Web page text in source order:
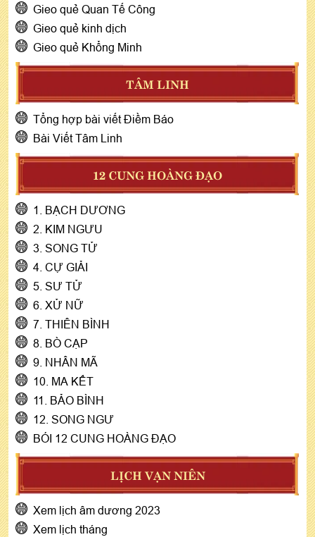
Gieo quẻ Quan Tế Công
Gieo quẻ kinh dịch
Gieo quẻ Khổng Minh
TÂM LINH
Tổng hợp bài viết Điềm Báo
Bài Viết Tâm Linh
12 CUNG HOÀNG ĐẠO
1. BẠCH DƯƠNG
2. KIM NGƯU
3. SONG TỬ
4. CỰ GIẢI
5. SƯ TỬ
6. XỬ NỮ
7. THIÊN BÌNH
8. BÒ CẠP
9. NHÂN MÃ
10. MA KẾT
11. BẢO BÌNH
12. SONG NGƯ
BÓI 12 CUNG HOÀNG ĐẠO
LỊCH VẠN NIÊN
Xem lịch âm dương 2023
Xem lịch tháng